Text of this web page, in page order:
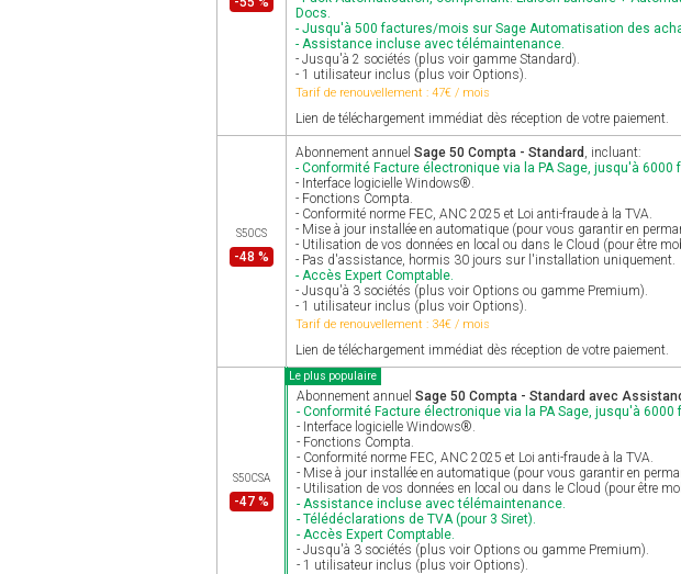
Docs.
- Jusqu'à 500 factures/mois sur Sage Automatisation des
- Assistance incluse avec télémaintenance.
- Jusqu'à 2 sociétés (plus voir gamme Standard).
- 1 utilisateur inclus (plus voir Options).
Tarif de renouvellement : 47€ / mois
Lien de téléchargement immédiat dès réception de votre paiement.
S50CS
-48 %
Abonnement annuel Sage 50 Compta - Standard , incluant:
- Conformité Facture électronique via la PA Sage, jusqu'à
- Interface logicielle Windows®.
- Fonctions Compta.
- Conformité norme FEC, ANC 2025 et Loi anti-fraude à la TVA.
- Mise à jour installée en automatique (pour vous garantir en
- Utilisation de vos données en local ou dans le Cloud (pour être
- Pas d'assistance, hormis 30 jours sur l'installation uniquement.
- Accès Expert Comptable.
- Jusqu'à 3 sociétés (plus voir Options ou gamme Premium).
- 1 utilisateur inclus (plus voir Options).
Tarif de renouvellement : 34€ / mois
Lien de téléchargement immédiat dès réception de votre paiement.
S50CSA
-47 %
Le plus populaire
Abonnement annuel Sage 50 Compta - Standard avec
- Conformité Facture électronique via la PA Sage, jusqu'à
- Interface logicielle Windows®.
- Fonctions Compta.
- Conformité norme FEC, ANC 2025 et Loi anti-fraude à la TVA.
- Mise à jour installée en automatique (pour vous garantir en
- Utilisation de vos données en local ou dans le Cloud (pour être
- Assistance incluse avec télémaintenance.
- Télédéclarations de TVA (pour 3 Siret).
- Accès Expert Comptable.
- Jusqu'à 3 sociétés (plus voir Options ou gamme Premium).
- 1 utilisateur inclus (plus voir Options).